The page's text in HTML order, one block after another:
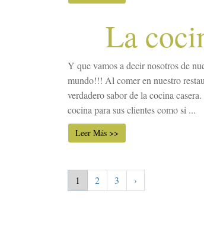
La
Y que vamos a decir nosotros de
mundo!!! Al comer en nuestro
verdadero sabor de la cocina
cocina para sus clientes como si ...
Leer Más >>
1 2 3 ›